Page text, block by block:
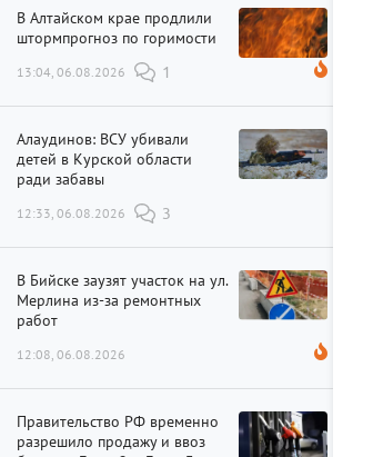
В Алтайском крае продлили
штормпрогноз по горимости
13:04, 06.08.2026 1
Алаудинов: ВСУ убивали
детей в Курской области
ради забавы
12:33, 06.08.2026 3
В Бийске заузят участок на ул.
Мерлина из-за ремонтных
работ
12:08, 06.08.2026
Правительство РФ временно
разрешило продажу и ввоз